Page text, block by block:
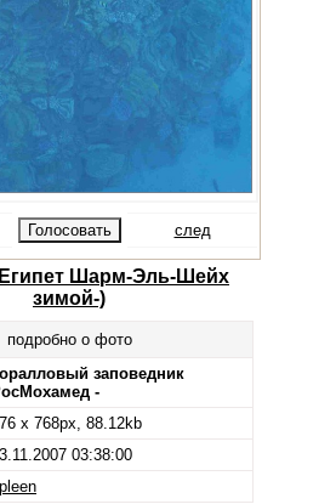
след
Египет Шарм-Эль-Шейх
зимой-)
подробно о фото
заповедник
-
x 768px, 88.12kb
03:38:00